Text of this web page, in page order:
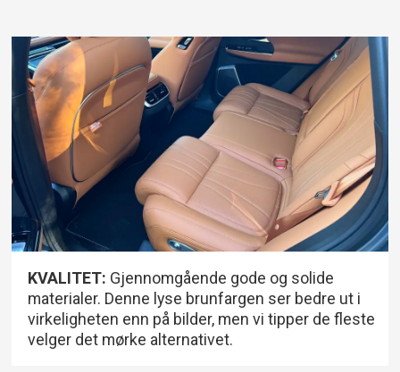
KVALITET: Gjennomgående gode og solide
materialer. Denne lyse brunfargen ser bedre ut i
virkeligheten enn på bilder, men vi tipper de fleste
velger det mørke alternativet.